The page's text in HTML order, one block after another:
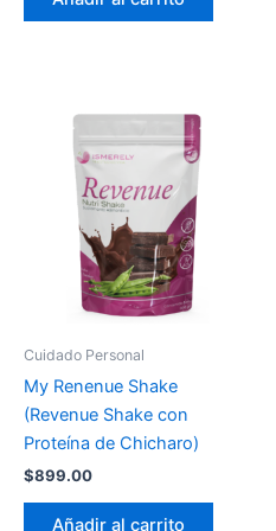
Cuidado Personal
My Renenue Shake
(Revenue Shake con
Proteína de Chicharo)
$899.00
Añadir al carrito